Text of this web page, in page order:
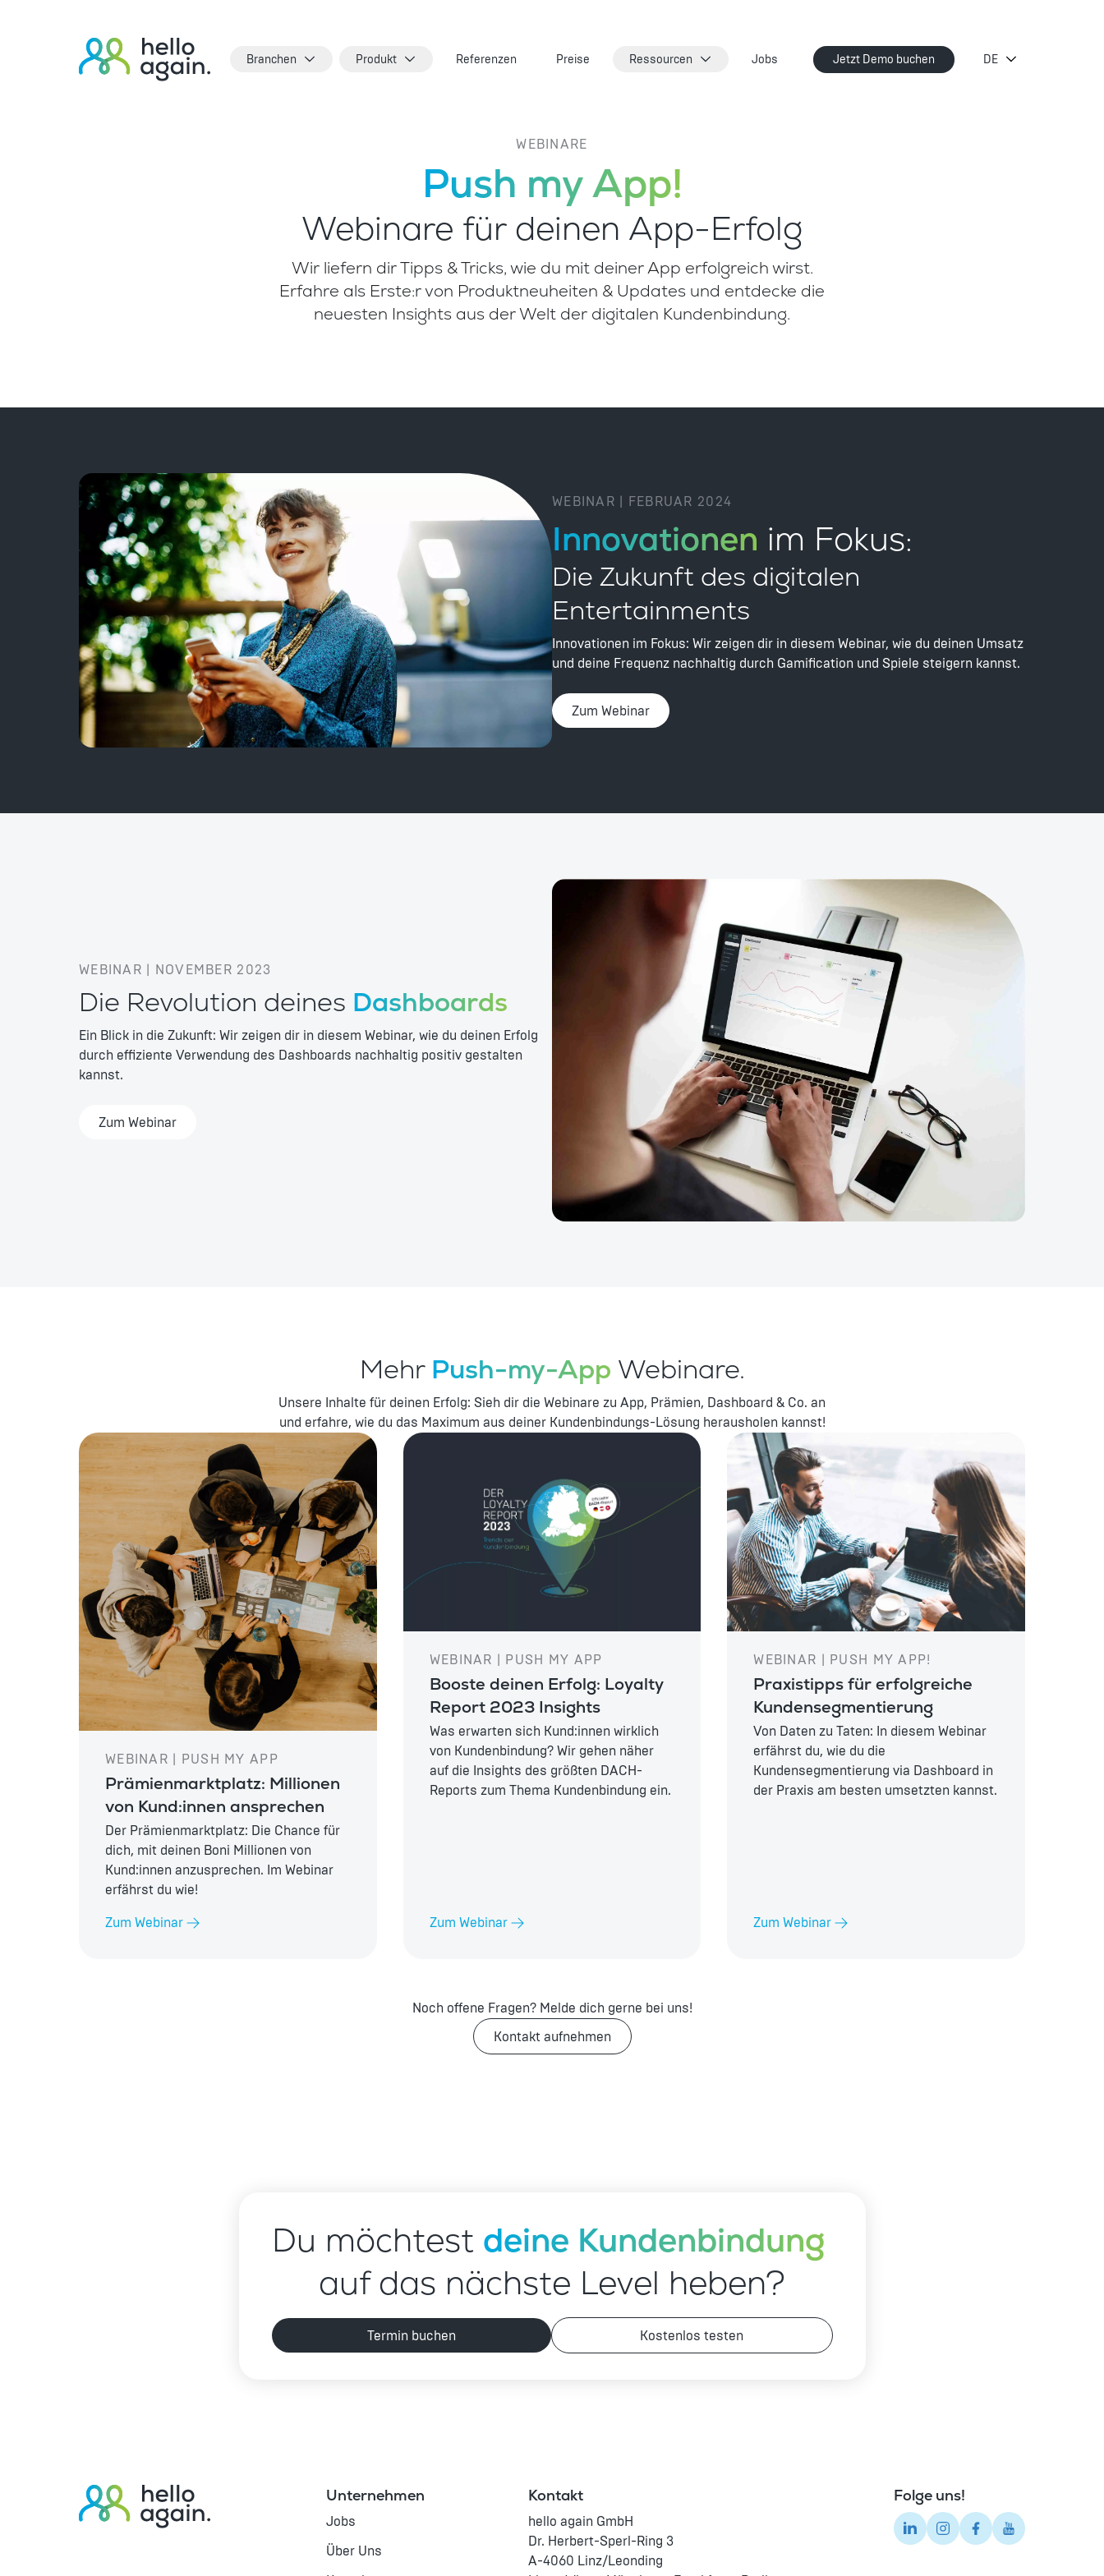
Branchen Produkt Referenzen Preise Ressourcen Jobs Jetzt Demo buchen
WEBINARE
Push my App!
Webinare für deinen App-Erfolg
Wir liefern dir Tipps & Tricks, wie du mit deiner App erfolgreich wirst.
Erfahre als Erste:r von Produktneuheiten & Updates und entdecke die
neuesten Insights aus der Welt der digitalen Kundenbindung.
WEBINAR | FEBRUAR 2024
Innovationen im Fokus:
Die Zukunft des digitalen
Entertainments
Innovationen im Fokus: Wir zeigen dir in diesem Webinar, wie du deinen Umsatz
und deine Frequenz nachhaltig durch Gamification und Spiele steigern kannst.
Zum Webinar
WEBINAR | NOVEMBER 2023
Die Revolution deines Dashboards
Ein Blick in die Zukunft: Wir zeigen dir in diesem Webinar, wie du deinen Erfolg
durch effiziente Verwendung des Dashboards nachhaltig positiv gestalten
kannst.
Zum Webinar
Mehr Push-my-App Webinare.
Unsere Inhalte für deinen Erfolg: Sieh dir die Webinare zu App, Prämien, Dashboard & Co. an
und erfahre, wie du das Maximum aus deiner Kundenbindungs-Lösung herausholen kannst!
WEBINAR | PUSH MY APP
Prämienmarktplatz: Millionen
von Kund:innen ansprechen
Der Prämienmarktplatz: Die Chance für
dich, mit deinen Boni Millionen von
Kund:innen anzusprechen. Im Webinar
erfährst du wie!
Zum Webinar
WEBINAR | PUSH MY APP
Booste deinen Erfolg: Loyalty
Report 2023 Insights
Was erwarten sich Kund:innen wirklich
von Kundenbindung? Wir gehen näher
auf die Insights des größten DACH-
Reports zum Thema Kundenbindung ein.
Zum Webinar
WEBINAR | PUSH MY APP!
Praxistipps für erfolgreiche
Kundensegmentierung
Von Daten zu Taten: In diesem Webinar
erfährst du, wie du die
Kundensegmentierung via Dashboard in
der Praxis am besten umsetzten kannst.
Zum Webinar
Noch offene Fragen? Melde dich gerne bei uns!
Kontakt aufnehmen
Du möchtest deine Kundenbindung
auf das nächste Level heben?
Termin buchen Kostenlos testen
Unternehmen
Jobs
Über Uns
Kontakt
hello again GmbH
Dr. Herbert-Sperl-Ring 3
A-4060 Linz/Leonding
Folge uns!